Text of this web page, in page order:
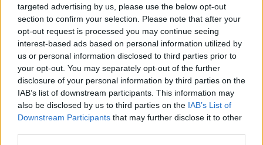
targeted advertising by us, please use the below opt-out
section to confirm your selection. Please note that after your
opt-out request is processed you may continue seeing
interest-based ads based on personal information utilized by
us or personal information disclosed to third parties prior to
your opt-out. You may separately opt-out of the further
disclosure of your personal information by third parties on the
IAB’s list of downstream participants. This information may
also be disclosed by us to third parties on the IAB’s List of
Downstream Participants that may further disclose it to other
Προσθέστε το ΕΘΝΟΣ στη Google
Το τελευταίο διάστημα υπήρξαν φήμες περί
επικείμενης αποχώρησης τουΔημήτρη
Μελισσανίδηαπ' τα διοικητικά δρώμενα της
ΑΕΚ. Υπήρξαν εκτιμήσεις ότι ο διοικητικός
ηγέτης της Ένωσης θα αποχωρήσει έχοντας